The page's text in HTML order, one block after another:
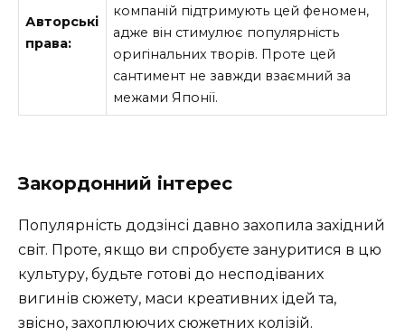
Авторські
права:
компаній підтримують цей феномен,
адже він стимулює популярність
оригінальних творів. Проте цей
сантимент не завжди взаємний за
межами Японії.
Закордонний інтерес
Популярність додзінсі давно захопила західний
світ. Проте, якщо ви спробуєте зануритися в цю
культуру, будьте готові до несподіваних
вигинів сюжету, маси креативних ідей та,
звісно, захоплюючих сюжетних колізій.